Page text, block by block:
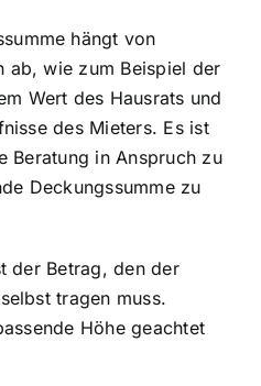
hängt von
ab, wie zum Beispiel der
Wert des Hausrats und
des Mieters. Es ist
Beratung in Anspruch zu
Deckungssumme zu
der Betrag, den der
tragen muss.
Höhe geachtet